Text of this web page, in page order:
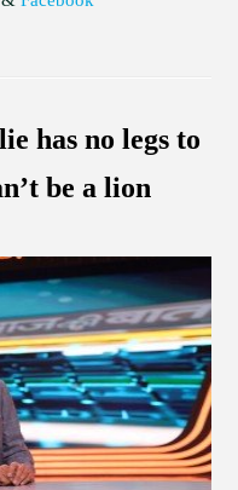
has no legs to
be a lion